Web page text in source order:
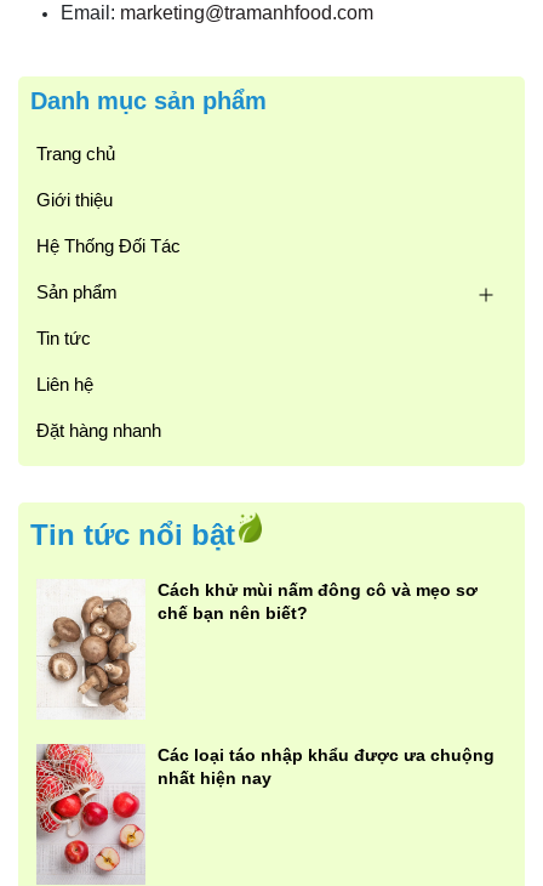
Email: marketing@tramanhfood.com
Danh mục sản phẩm
Trang chủ
Giới thiệu
Hệ Thống Đối Tác
Sản phẩm
Tin tức
Liên hệ
Đặt hàng nhanh
Tin tức nổi bật
Cách khử mùi nấm đông cô và mẹo sơ
chế bạn nên biết?
Các loại táo nhập khẩu được ưa chuộng
nhất hiện nay